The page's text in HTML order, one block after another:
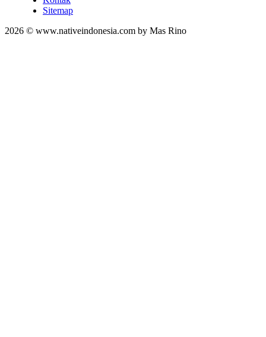
Sitemap
2026 © www.nativeindonesia.com by Mas Rino